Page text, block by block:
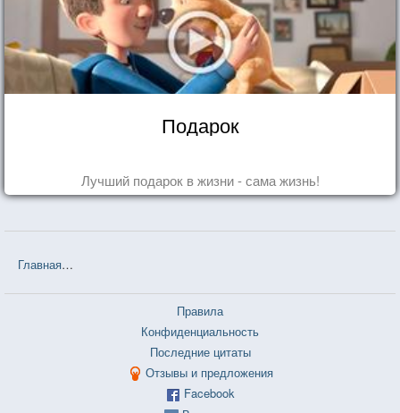
Подарок
Лучший подарок в жизни - сама жизнь!
Главная
Правила
Конфиденциальность
Последние цитаты
Отзывы и предложения
Facebook